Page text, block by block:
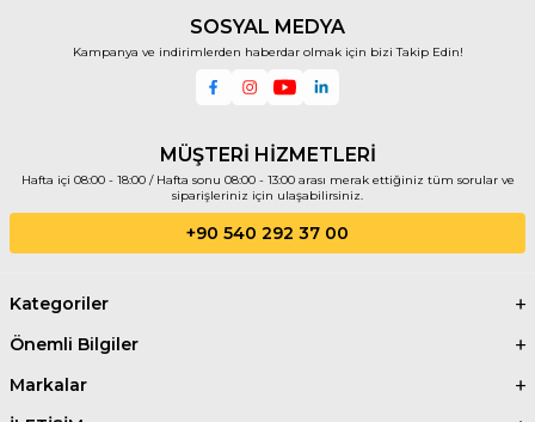
SOSYAL MEDYA
Kampanya ve indirimlerden haberdar olmak için bizi Takip Edin!
MÜŞTERİ HİZMETLERİ
Hafta içi 08:00 - 18:00 / Hafta sonu 08:00 - 13:00 arası merak ettiğiniz tüm sorular ve
siparişleriniz için ulaşabilirsiniz.
+90 540 292 37 00
Kategoriler
Önemli Bilgiler
Markalar